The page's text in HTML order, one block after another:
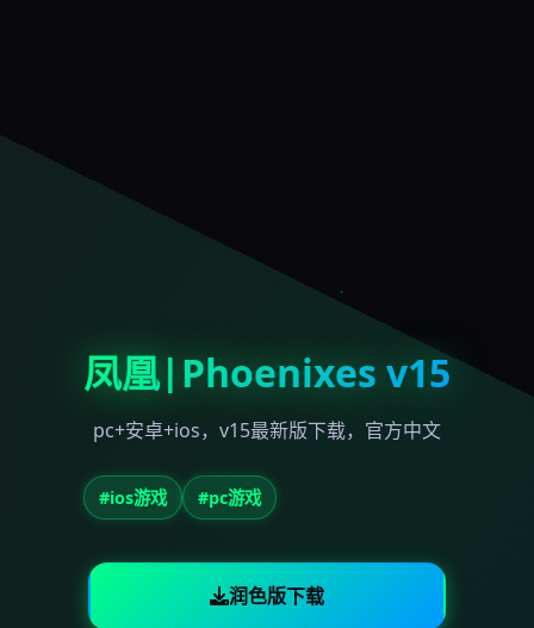
凤凰|Phoenixes v15
pc+安卓+ios，v15最新版下载，官方中文
#ios游戏 #pc游戏
润色版下载